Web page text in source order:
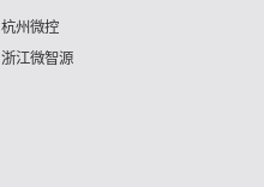
杭州微控
浙江微智源